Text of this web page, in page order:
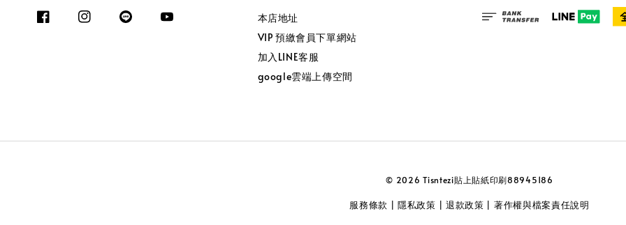
本店地址
VIP 預繳會員下單網站
加入LINE客服
google雲端上傳空間
© 2026 Tisntezi貼上貼紙印刷88945186
服務條款 |隱私政策 退款政策 著作權與檔案責任說明